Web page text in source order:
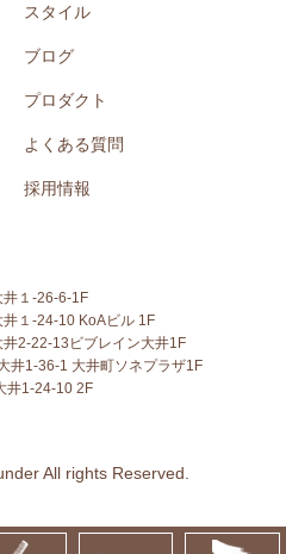
スタイル
ブログ
プロダクト
よくある質問
採用情報
１-26-6-1F
１-24-10 KoAビル 1F
2-22-13ビブレイン大井1F
36-1 大井町ソネプラザ1F
1-24-10 2F
All rights Reserved.